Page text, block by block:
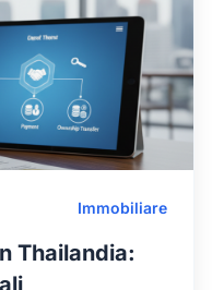
Immobiliare
Thailandia: